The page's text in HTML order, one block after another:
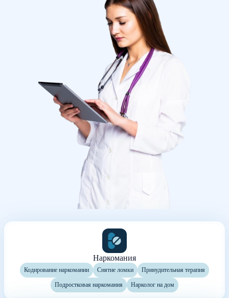
Наркомания
Кодирование наркомании Снятие ломки Принудительная терапия
Подростковая наркомания Нарколог на дом